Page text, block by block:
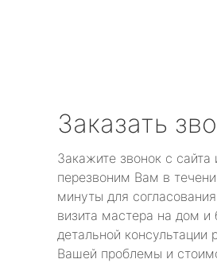
Заказать
Закажите звонок с
перезвоним Вам в
минуты для
визита мастера на дом и
детальной консультации
Вашей проблемы и